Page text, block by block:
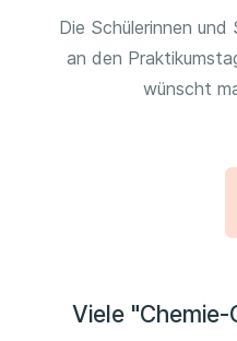
Die Schülerinnen und
an den
wünscht
Viele